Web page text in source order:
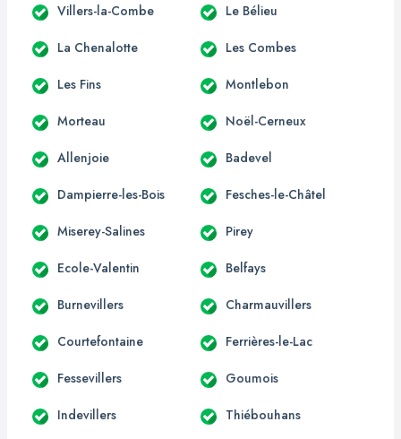
Villers-la-Combe Le Bélieu
La Chenalotte Les Combes
Les Fins Montlebon
Morteau Noël-Cerneux
Allenjoie Badevel
Dampierre-les-Bois Fesches-le-Châtel
Miserey-Salines Pirey
Ecole-Valentin Belfays
Burnevillers Charmauvillers
Courtefontaine Ferrières-le-Lac
Fessevillers Goumois
Indevillers Thiébouhans